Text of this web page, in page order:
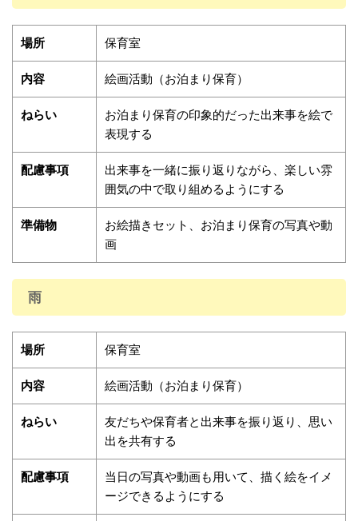
場所 保育室
内容 絵画活動（お泊まり保育）
ねらい
お泊まり保育の印象的だった出来事を絵で
表現する
配慮事項
出来事を一緒に振り返りながら、楽しい雰
囲気の中で取り組めるようにする
準備物
お絵描きセット、お泊まり保育の写真や動
画
雨
場所 保育室
内容 絵画活動（お泊まり保育）
ねらい
友だちや保育者と出来事を振り返り、思い
出を共有する
配慮事項
当日の写真や動画も用いて、描く絵をイメ
ージできるようにする